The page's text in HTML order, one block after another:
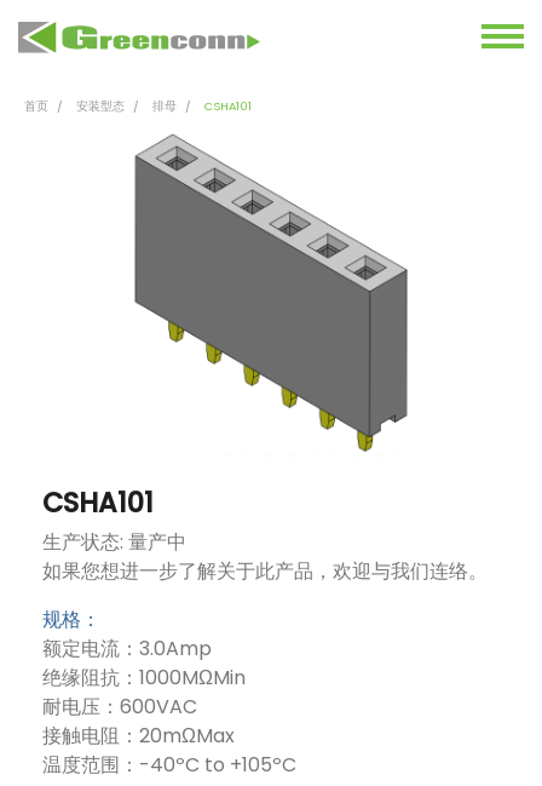
首页 安装型态 排母 CSHA101
CSHA101
生产状态: 量产中
如果您想进一步了解关于此产品，欢迎与我们连络。
规格：
额定电流：3.0Amp
绝缘阻抗：1000MΩMin
耐电压：600VAC
接触电阻：20mΩMax
温度范围：-40ºC to +105ºC